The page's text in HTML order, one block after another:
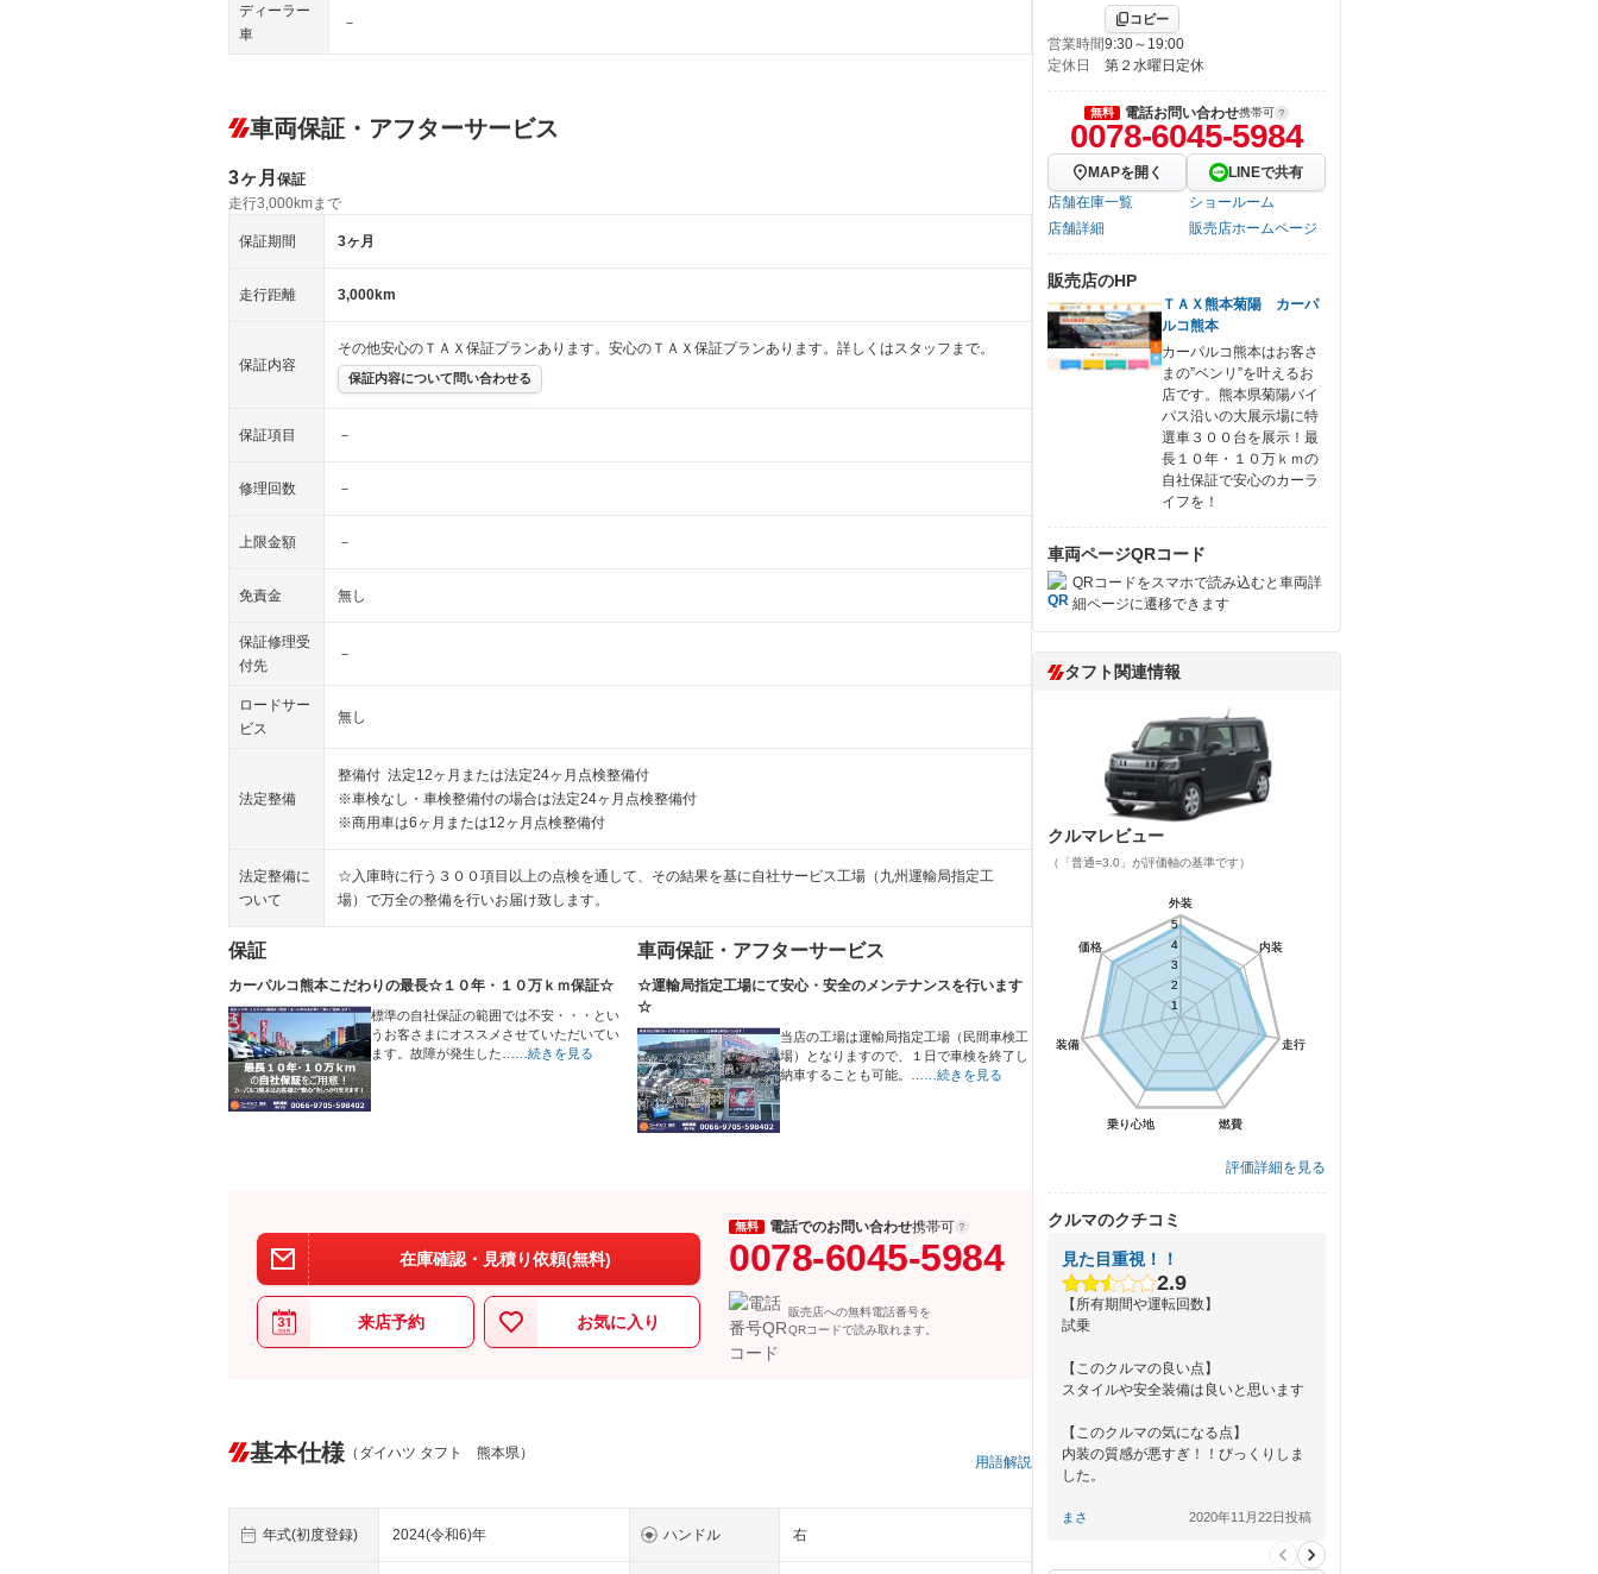
ディーラー
車
－
車両保証・アフターサービス
3ヶ月 保証
走行3,000kmまで
保証期間 3ヶ月
走行距離 3,000km
保証内容
その他安心のＴＡＸ保証プランあります。安心のＴＡＸ保証プランあります。詳しくはスタッフまで。
保証内容について問い合わせる
保証項目 －
修理回数 －
上限金額 －
免責金 無し
保証修理受
付先
－
ロードサー
ビス
無し
法定整備
整備付 法定12ヶ月または法定24ヶ月点検整備付
※車検なし・車検整備付の場合は法定24ヶ月点検整備付
※商用車は6ヶ月または12ヶ月点検整備付
法定整備に
ついて
☆入庫時に行う３００項目以上の点検を通して、その結果を基に自社サービス工場（九州運輸局指定工
場）で万全の整備を行いお届け致します。
保証
カーパルコ熊本こだわりの最長☆１０年・１０万ｋｍ保証☆
標準の自社保証の範囲では不安・・・とい
うお客さまにオススメさせていただいてい
ます。故障が発生した…
…続きを見る
車両保証・アフターサービス
☆運輸局指定工場にて安心・安全のメンテナンスを行います
☆
当店の工場は運輸局指定工場（民間車検工
場）となりますので、１日で車検を終了し
納車することも可能。…
…続きを見る
在庫確認・見積り依頼(無料)
来店予約 お気に入り
無料 電話でのお問い合わせ携帯可
0078-6045-5984
販売店への無料電話番号を
QRコードで読み取れます。
基本仕様 （ダイハツ タフト 熊本県）
用語解説
年式(初度登録) 2024(令和6)年 ハンドル 右
コピー
営業時間9:30～19:00
定休日
第２水曜日定休
無料 電話お問い合わせ携帯可
0078-6045-5984
MAPを開く
LINEで共有
店舗在庫一覧
ショールーム
店舗詳細
販売店ホームページ
販売店のHP
ＴＡＸ熊本菊陽 カーパ
ルコ熊本
カーパルコ熊本はお客さ
まの”ベンリ”を叶えるお
店です。熊本県菊陽バイ
パス沿いの大展示場に特
選車３００台を展示！最
長１０年・１０万ｋｍの
自社保証で安心のカーラ
イフを！
車両ページQRコード
QRコードをスマホで読み込むと車両詳
細ページに遷移できます
タフト関連情報
クルマレビュー
（「普通=3.0」が評価軸の基準です）
外装
内装
走行
燃費
乗り心地
装備
価格
1
2
3
4
5
外装
内装
走行
燃費
乗り心地
装備
価格
1
2
3
4
5
評価詳細を見る
クルマのクチコミ
見た目重視！！
2.9
【所有期間や運転回数】
試乗
【このクルマの良い点】
スタイルや安全装備は良いと思います
【このクルマの気になる点】
内装の質感が悪すぎ！！びっくりしま
した。
【総合評価】
見た目はカッコ良くて、装備も色々付
まさ 2020年11月22日投稿